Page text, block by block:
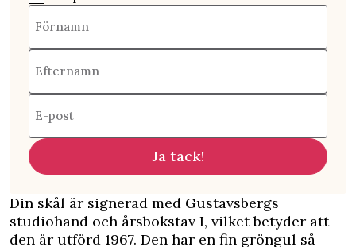
Förnamn
Efternamn
E-post
Ja tack!
Din skål är signerad med Gustavsbergs
studiohand och årsbokstav I, vilket betyder att
den är utförd 1967. Den har en fin gröngul så